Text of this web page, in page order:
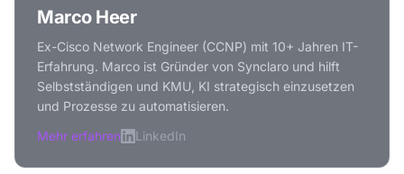
Marco Heer
Ex-Cisco Network Engineer (CCNP) mit 10+ Jahren IT-
Erfahrung. Marco ist Gründer von Synclaro und hilft
Selbstständigen und KMU, KI strategisch einzusetzen
und Prozesse zu automatisieren.
Mehr erfahren
LinkedIn